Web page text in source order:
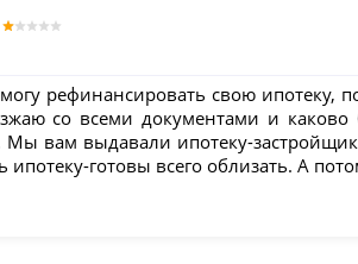
рефинансировать свою
со всеми документами и
Мы вам выдавали ипотеку-
готовы всего облизать. А